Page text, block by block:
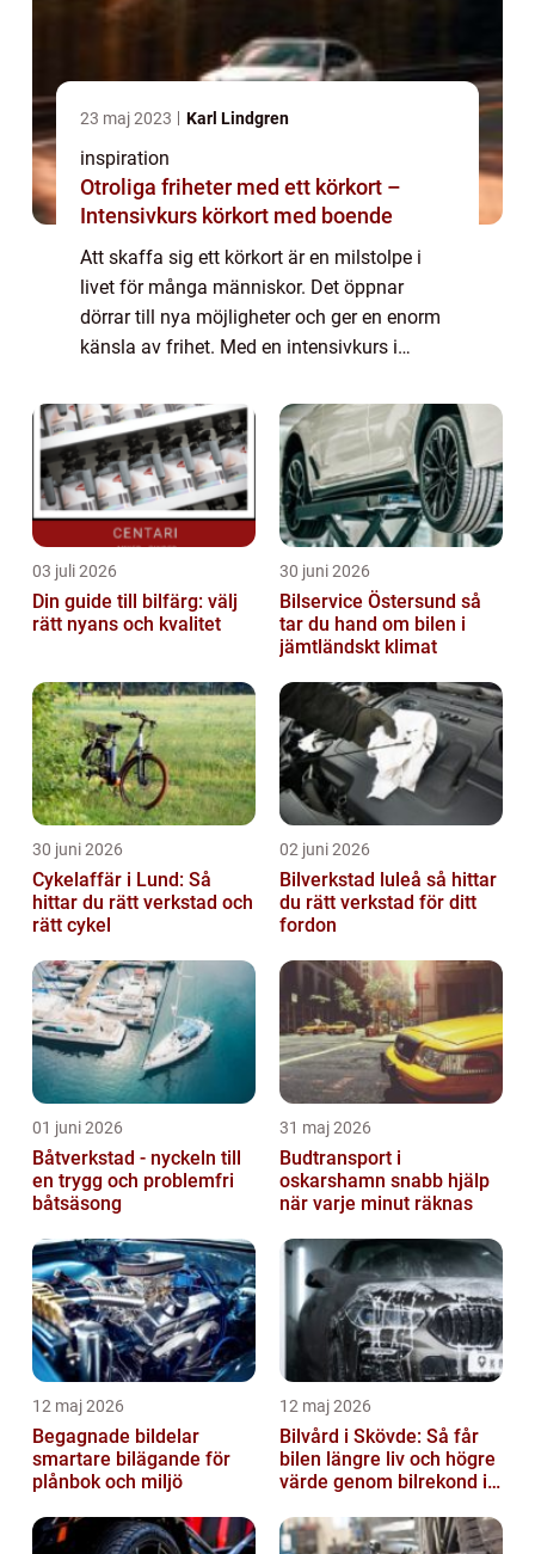
23 maj 2023 Karl Lindgren
inspiration
Otroliga friheter med ett körkort –
Intensivkurs körkort med boende
Att skaffa sig ett körkort är en milstolpe i
livet för många människor. Det öppnar
dörrar till nya möjligheter och ger en enorm
känsla av frihet. Med en intensivkurs i
03 juli 2026
Din guide till bilfärg: välj
rätt nyans och kvalitet
30 juni 2026
Bilservice Östersund så
tar du hand om bilen i
jämtländskt klimat
30 juni 2026
Cykelaffär i Lund: Så
hittar du rätt verkstad och
rätt cykel
02 juni 2026
Bilverkstad luleå så hittar
du rätt verkstad för ditt
fordon
01 juni 2026
Båtverkstad - nyckeln till
en trygg och problemfri
båtsäsong
31 maj 2026
Budtransport i
oskarshamn snabb hjälp
när varje minut räknas
12 maj 2026
Begagnade bildelar
smartare bilägande för
plånbok och miljö
12 maj 2026
Bilvård i Skövde: Så får
bilen längre liv och högre
värde genom bilrekond i